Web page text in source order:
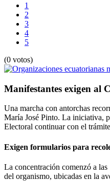
1
2
3
4
5
(0 votos)
Manifestantes exigen al
Una marcha con antorchas
María José Pinto. La iniciativa,
Electoral continuar con el
Exigen formularios para
La concentración comenzó a
del organismo, ubicadas en la